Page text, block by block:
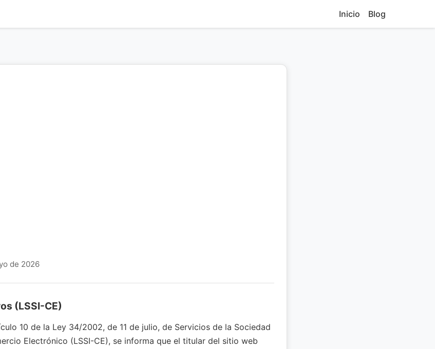
Inicio Blog
de 2026
(LSSI-CE)
10 de la Ley 34/2002, de 11 de julio, de Servicios de la Sociedad
Electrónico (LSSI-CE), se informa que el titular del sitio web